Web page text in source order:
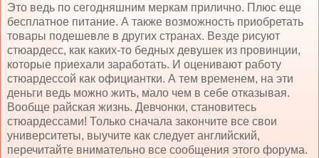
Это ведь по сегодняшним меркам прилично. Плюс еще
бесплатное питание. А также возможность приобретать
товары подешевле в других странах. Везде рисуют
стюардесс, как каких-то бедных девушек из провинции,
которые приехали заработать. И оценивают работу
стюардессой как официантки. А тем временем, на эти
деньги ведь можно жить, мало чем в себе отказывая.
Вообще райская жизнь. Девчонки, становитесь
стюардессами! Только сначала закончите все свои
университеты, выучите как следует английский,
перечитайте внимательно все сообщения этого форума.